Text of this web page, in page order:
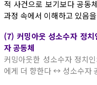
적 사건으로 보기보다 공동
과정 속에서 이해하고 있음
(7) 커밍아웃 성소수자 정
자 공동체
커밍아웃한 성소수자 정치
에게 더 향한다 ↔ 성소수자